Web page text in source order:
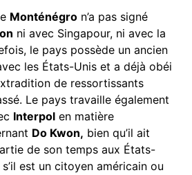
Monténégro n’a pas signé
ni avec Singapour, ni avec la
le pays possède un ancien
les États-Unis et a déjà obéi
de ressortissants
Le pays travaille également
Interpol en matière
Do Kwon, bien qu’il ait
de son temps aux États-
est un citoyen américain ou